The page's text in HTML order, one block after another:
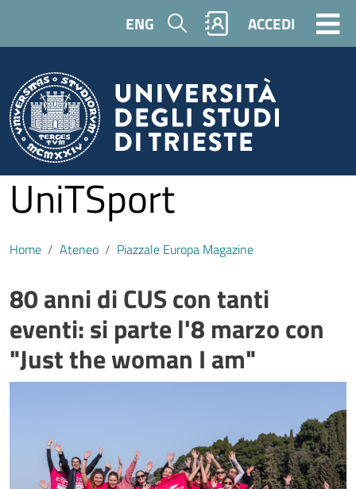
ENG Cerca ACCEDI
UniTSport
Home Ateneo Piazzale Europa Magazine
Contenuto
80 anni di CUS con tanti
eventi: si parte l'8 marzo con
"Just the woman I am"